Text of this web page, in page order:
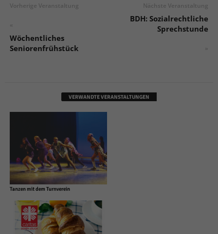
Vorherige Veranstaltung
«
Wöchentliches
Seniorenfrühstück
Nächste Veranstaltung
BDH: Sozialrechtliche
Sprechstunde
»
VERWANDTE VERANSTALTUNGEN
Tanzen mit dem Turnverein